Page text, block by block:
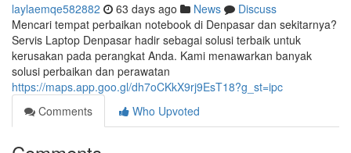
laylaemqe582882 63 days ago News
Discuss
Mencari tempat perbaikan notebook di Denpasar dan sekitarnya?
Servis Laptop Denpasar hadir sebagai solusi terbaik untuk
kerusakan pada perangkat Anda. Kami menawarkan banyak
solusi perbaikan dan perawatan
https://maps.app.goo.gl/dh7oCKkX9rj9EsT18?g_st=ipc
Comments
Who Upvoted